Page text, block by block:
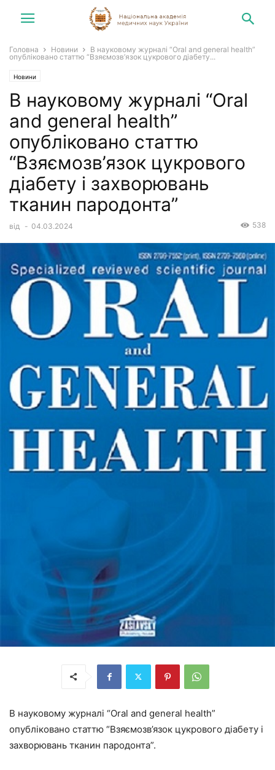
Головна Новини
В науковому журналі “Oral and general health”
опубліковано статтю “Взяємозв’язок цукрового діабету...
Новини
В науковому журналі “Oral
and general health”
опубліковано статтю
“Взяємозв’язок цукрового
діабету і захворювань
тканин пародонта”
від - 04.03.2024 538
В науковому журналі “Oral and general health”
опубліковано статтю “Взяємозв’язок цукрового діабету і
захворювань тканин пародонта”.